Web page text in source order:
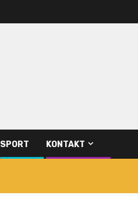
SPORT KONTAKT